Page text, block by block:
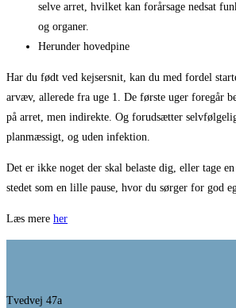
selve arret, hvilket kan forårsage nedsat
og organer.
Herunder hovedpine
Har du født ved kejsersnit, kan du med fordel
arvæv, allerede fra uge 1. De første uger foregår
på arret, men indirekte. Og forudsætter
planmæssigt, og uden infektion.
Det er ikke noget der skal belaste dig, eller tage
stedet som en lille pause, hvor du sørger for god
Læs mere her
Tvedvej 47a